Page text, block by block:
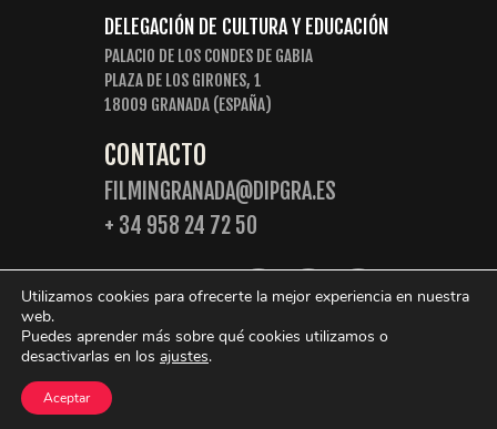
DELEGACIÓN DE CULTURA Y EDUCACIÓN
PALACIO DE LOS CONDES DE GABIA
PLAZA DE LOS GIRONES, 1
18009 GRANADA (ESPAÑA)
CONTACTO
FILMINGRANADA@DIPGRA.ES
+ 34 958 24 72 50
SIGUENOS:
© 2026 Film in Granada. Algunos derechos reservados.
Política de Privacidad
Utilizamos cookies para ofrecerte la mejor experiencia en nuestra
web.
Puedes aprender más sobre qué cookies utilizamos o
desactivarlas en los ajustes.
Aceptar